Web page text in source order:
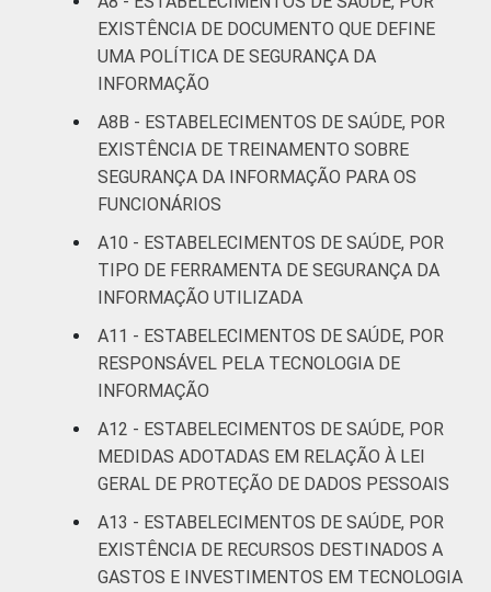
EXISTÊNCIA DE DOCUMENTO QUE DEFINE
UMA POLÍTICA DE SEGURANÇA DA
INFORMAÇÃO
A8B - ESTABELECIMENTOS DE SAÚDE, POR
EXISTÊNCIA DE TREINAMENTO SOBRE
SEGURANÇA DA INFORMAÇÃO PARA OS
FUNCIONÁRIOS
A10 - ESTABELECIMENTOS DE SAÚDE, POR
TIPO DE FERRAMENTA DE SEGURANÇA DA
INFORMAÇÃO UTILIZADA
A11 - ESTABELECIMENTOS DE SAÚDE, POR
RESPONSÁVEL PELA TECNOLOGIA DE
INFORMAÇÃO
A12 - ESTABELECIMENTOS DE SAÚDE, POR
MEDIDAS ADOTADAS EM RELAÇÃO À LEI
GERAL DE PROTEÇÃO DE DADOS PESSOAIS
A13 - ESTABELECIMENTOS DE SAÚDE, POR
EXISTÊNCIA DE RECURSOS DESTINADOS A
GASTOS E INVESTIMENTOS EM TECNOLOGIA